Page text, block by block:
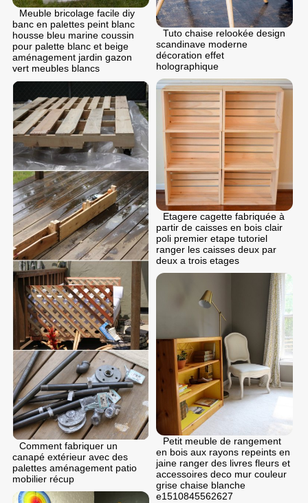
Tuto chaise relookée design
scandinave moderne
décoration effet
holographique
Meuble bricolage facile diy
banc en palettes peint blanc
housse bleu marine coussin
pour palette blanc et beige
aménagement jardin gazon
vert meubles blancs
Etagere cagette fabriquée à
partir de caisses en bois clair
poli premier etape tutoriel
ranger les caisses deux par
deux a trois etages
Comment fabriquer un
canapé extérieur avec des
palettes aménagement patio
mobilier récup
Petit meuble de rangement
en bois aux rayons repeints en
jaine ranger des livres fleurs et
accessoires deco mur couleur
grise chaise blanche
e1510845562627